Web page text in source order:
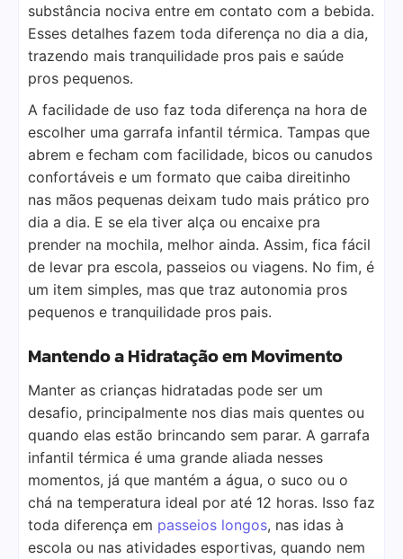
substância nociva entre em contato com a bebida.
Esses detalhes fazem toda diferença no dia a dia,
trazendo mais tranquilidade pros pais e saúde
pros pequenos.
A facilidade de uso faz toda diferença na hora de
escolher uma garrafa infantil térmica. Tampas que
abrem e fecham com facilidade, bicos ou canudos
confortáveis e um formato que caiba direitinho
nas mãos pequenas deixam tudo mais prático pro
dia a dia. E se ela tiver alça ou encaixe pra
prender na mochila, melhor ainda. Assim, fica fácil
de levar pra escola, passeios ou viagens. No fim, é
um item simples, mas que traz autonomia pros
pequenos e tranquilidade pros pais.
Mantendo a Hidratação em Movimento
Manter as crianças hidratadas pode ser um
desafio, principalmente nos dias mais quentes ou
quando elas estão brincando sem parar. A garrafa
infantil térmica é uma grande aliada nesses
momentos, já que mantém a água, o suco ou o
chá na temperatura ideal por até 12 horas. Isso faz
toda diferença em passeios longos, nas idas à
escola ou nas atividades esportivas, quando nem